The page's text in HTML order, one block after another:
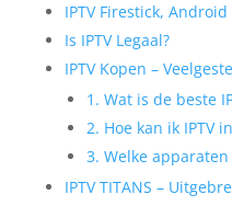
IPTV Firestick,
Is IPTV Legaal?
IPTV Kopen –
1. Wat is de beste
2. Hoe kan ik IPTV
3. Welke
IPTV TITANS –